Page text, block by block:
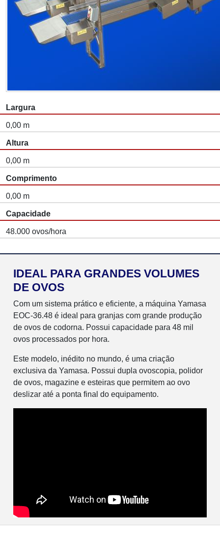
Largura
0,00 m
Altura
0,00 m
Comprimento
0,00 m
Capacidade
48.000 ovos/hora
IDEAL PARA GRANDES VOLUMES
DE OVOS
Com um sistema prático e eficiente, a máquina Yamasa
EOC-36.48 é ideal para granjas com grande produção
de ovos de codorna. Possui capacidade para 48 mil
ovos processados por hora.
Este modelo, inédito no mundo, é uma criação
exclusiva da Yamasa. Possui dupla ovoscopia, polidor
de ovos, magazine e esteiras que permitem ao ovo
deslizar até a ponta final do equipamento.